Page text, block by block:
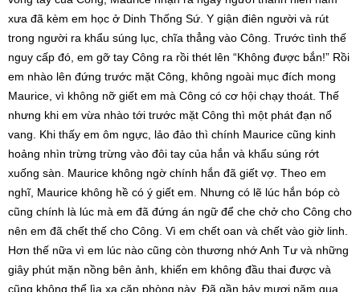
xưa đã kèm em học ở Dinh Thống Sứ. Y giận điên người và rút
trong người ra khẩu súng lục, chĩa thẳng vào Công. Trước tình thế
nguy cấp đó, em gỡ tay Công ra rồi thét lên “Không được bắn!” Rồi
em nhào lên đứng trước mặt Công, không ngoài mục đích mong
Maurice, vì không nỡ giết em mà Công có cơ hội chạy thoát. Thế
nhưng khi em vừa nhào tới trước mặt Công thì một phát đạn nổ
vang. Khi thấy em ôm ngực, lảo đảo thì chính Maurice cũng kinh
hoảng nhìn trừng trừng vào đôi tay của hắn và khẩu súng rớt
xuống sàn. Maurice không ngờ chính hắn đã giết vợ. Theo em
nghĩ, Maurice không hề có ý giết em. Nhưng có lẽ lúc hắn bóp cò
cũng chính là lúc mà em đã đứng án ngữ để che chở cho Công cho
nên em đã chết thế cho Công. Vì em chết oan và chết vào giờ linh.
Hơn thế nữa vì em lúc nào cũng còn thương nhớ Anh Tư và những
giây phút mặn nồng bên ảnh, khiến em không đầu thai được và
cũng không thể lìa xa căn phòng này. Đã gần bảy mươi năm qua